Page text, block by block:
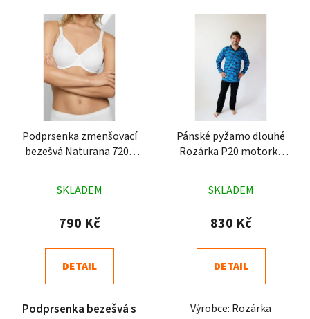
Podprsenka zmenšovací
bezešvá Naturana 7208
hodnocení
produktu
4,8
z
hvězdiček.
SKLADEM
790 Kč
DETAIL
Podprsenka bezešvá s
Pánské pyžamo dlouhé
Rozárka P20 motorka
hodnocení
produktu
4,2
z
hvězdiček.
SKLADEM
830 Kč
DETAIL
Výrobce: Rozárka